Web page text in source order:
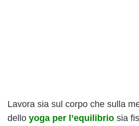
Lavora sia sul corpo che sulla
dello yoga per l’equilibrio sia